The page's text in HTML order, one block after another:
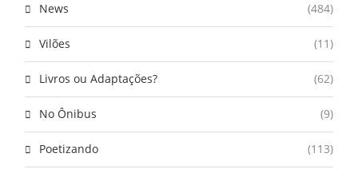
News (484)
Vilões (11)
Livros ou Adaptações? (62)
No Ônibus (9)
Poetizando (113)